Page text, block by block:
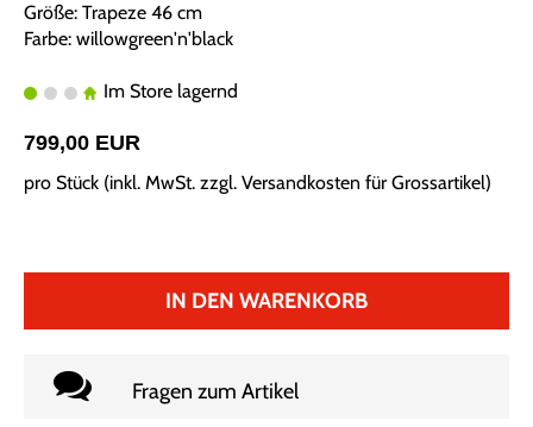
Größe: Trapeze 46 cm
Farbe: willowgreen'n'black
Im Store lagernd
799,00 EUR
pro Stück (inkl. MwSt. zzgl. Versandkosten für Grossartikel)
IN DEN WARENKORB
Fragen zum Artikel